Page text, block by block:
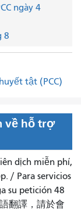
ngày 4
8
tật (PCC)
về hỗ trợ
dịch miễn phí,
/ Para servicios
su petición 48
翻譯，請於會